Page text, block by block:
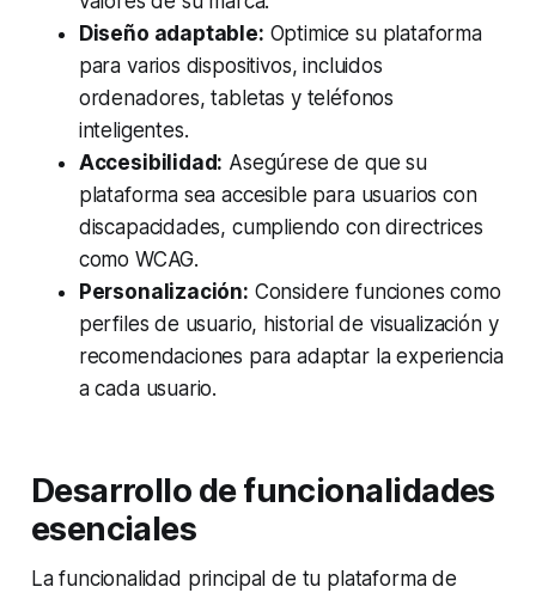
Diseño adaptable: Optimice su plataforma
para varios dispositivos, incluidos
ordenadores, tabletas y teléfonos
inteligentes.
Accesibilidad: Asegúrese de que su
plataforma sea accesible para usuarios con
discapacidades, cumpliendo con directrices
como WCAG.
Personalización: Considere funciones como
perfiles de usuario, historial de visualización y
recomendaciones para adaptar la experiencia
a cada usuario.
Desarrollo de funcionalidades
esenciales
La funcionalidad principal de tu plataforma de